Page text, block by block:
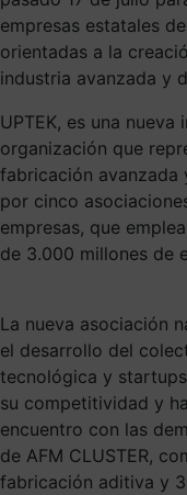
empresas estatales
orientadas a la
industria avanzada y
UPTEK, es una nueva
organización que
fabricación avanzada
por cinco
empresas, que
de 3.000 millones de
La nueva asociación
el desarrollo del
tecnológica y
su competitividad y
encuentro con las
de AFM CLUSTER,
fabricación aditiva y